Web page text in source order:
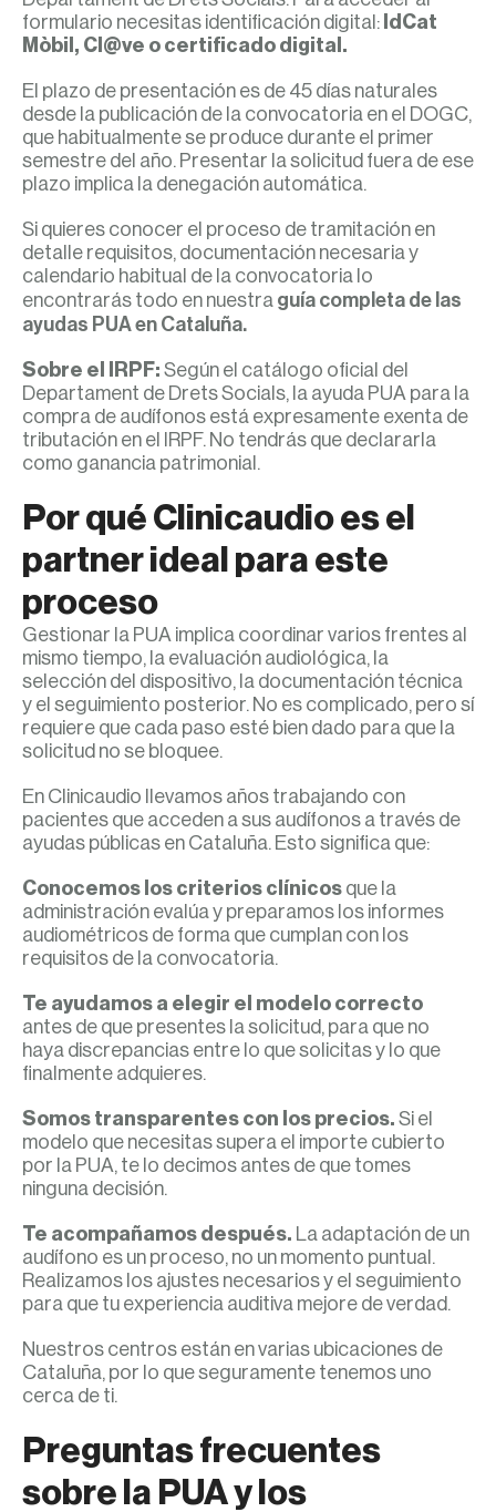
formulario necesitas identificación digital: IdCat
Mòbil, Cl@ve o certificado digital.
El plazo de presentación es de 45 días naturales
desde la publicación de la convocatoria en el DOGC,
que habitualmente se produce durante el primer
semestre del año. Presentar la solicitud fuera de ese
plazo implica la denegación automática.
Si quieres conocer el proceso de tramitación en
detalle requisitos, documentación necesaria y
calendario habitual de la convocatoria lo
encontrarás todo en nuestra guía completa de las
ayudas PUA en Cataluña.
Sobre el IRPF: Según el catálogo oficial del
Departament de Drets Socials, la ayuda PUA para la
compra de audífonos está expresamente exenta de
tributación en el IRPF. No tendrás que declararla
como ganancia patrimonial.
Por qué Clinicaudio es el
partner ideal para este
proceso
Gestionar la PUA implica coordinar varios frentes al
mismo tiempo, la evaluación audiológica, la
selección del dispositivo, la documentación técnica
y el seguimiento posterior. No es complicado, pero sí
requiere que cada paso esté bien dado para que la
solicitud no se bloquee.
En Clinicaudio llevamos años trabajando con
pacientes que acceden a sus audífonos a través de
ayudas públicas en Cataluña. Esto significa que:
Conocemos los criterios clínicos que la
administración evalúa y preparamos los informes
audiométricos de forma que cumplan con los
requisitos de la convocatoria.
Te ayudamos a elegir el modelo correcto
antes de que presentes la solicitud, para que no
haya discrepancias entre lo que solicitas y lo que
finalmente adquieres.
Somos transparentes con los precios. Si el
modelo que necesitas supera el importe cubierto
por la PUA, te lo decimos antes de que tomes
ninguna decisión.
Te acompañamos después. La adaptación de un
audífono es un proceso, no un momento puntual.
Realizamos los ajustes necesarios y el seguimiento
para que tu experiencia auditiva mejore de verdad.
Nuestros centros están en varias ubicaciones de
Cataluña, por lo que seguramente tenemos uno
cerca de ti.
Preguntas frecuentes
sobre la PUA y los